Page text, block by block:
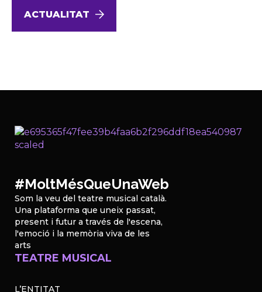
ACTUALITAT
#MoltMésQueUnaWeb
Som la veu del teatre musical català.
Una plataforma que uneix passat,
present i futur a través de l'escena,
l'emoció i la memòria viva de les
arts
TEATRE MUSICAL
L’ENTITAT